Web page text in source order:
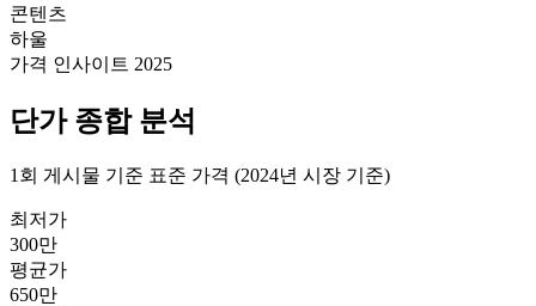
콘텐츠
하울
가격 인사이트 2025
단가종합 분석
1회 게시물 기준 표준 가격 (2024년 시장 기준)
최저가
300만
평균가
650만